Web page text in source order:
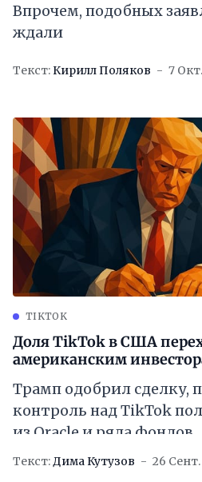
Впрочем, подобных
ждали
Текст: Кирилл Поляков 7
TIKTOK
Доля TikTok в США
американским
Трамп одобрил сделку,
контроль над TikTok
из Oracle и ряда фондов
Текст:Дима Кутузов 26 Сент.